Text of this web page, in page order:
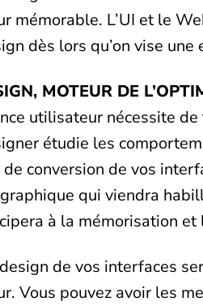
mémorable. L’UI et le
dès lors qu’on vise
MOTEUR DE
utilisateur nécessite
étudie les
conversion de vos
qui viendra
à la mémorisation
de vos interfaces
Vous pouvez avoir les